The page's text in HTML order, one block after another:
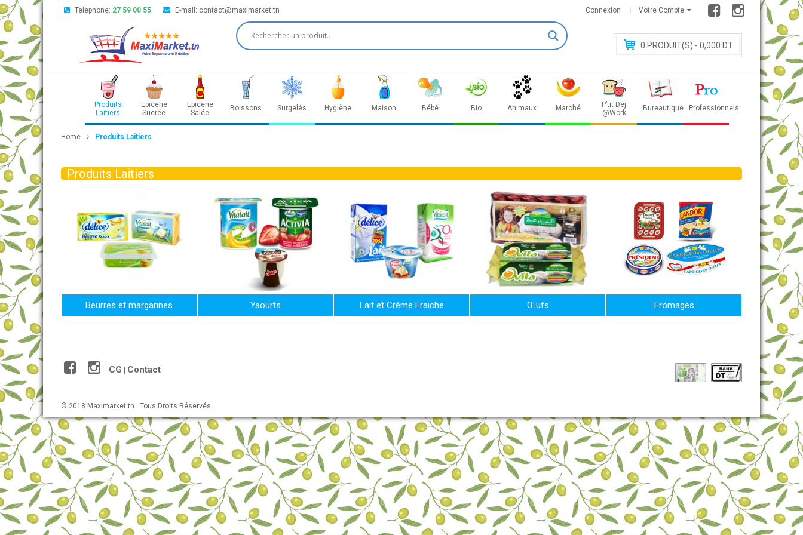
Telephone: 27 59 00 55 E-mail: contact@maximarket.tn Votre Compte
Connexion
0 PRODUIT(S) - 0,000 DT
Produits
Laitiers
Epicerie
Sucrée
Epicerie
Salée
Boissons Surgelés Hygiène Maison Bébé Bio Animaux Marché
P’tit Dej
@Work
Bureautique Professionnels
Home Produits Laitiers
Produits Laitiers
Beurres et margarines Yaourts Lait et Crème Fraiche Œufs Fromages
CG Contact
© 2018 Maximarket.tn . Tous Droits Réservés.